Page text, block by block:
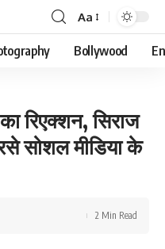
Font
Resizer
Aa
Bollywood
रिएक्शन, सिराज
सोशल मीडिया के
2 Min Read